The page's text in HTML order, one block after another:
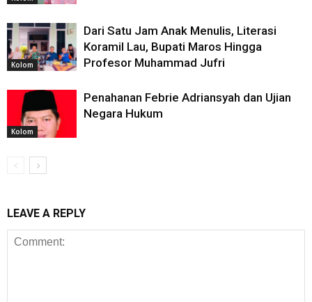
Kolom
Dari Satu Jam Anak Menulis, Literasi
Koramil Lau, Bupati Maros Hingga
Profesor Muhammad Jufri
Kolom
Penahanan Febrie Adriansyah dan Ujian
Negara Hukum
LEAVE A REPLY